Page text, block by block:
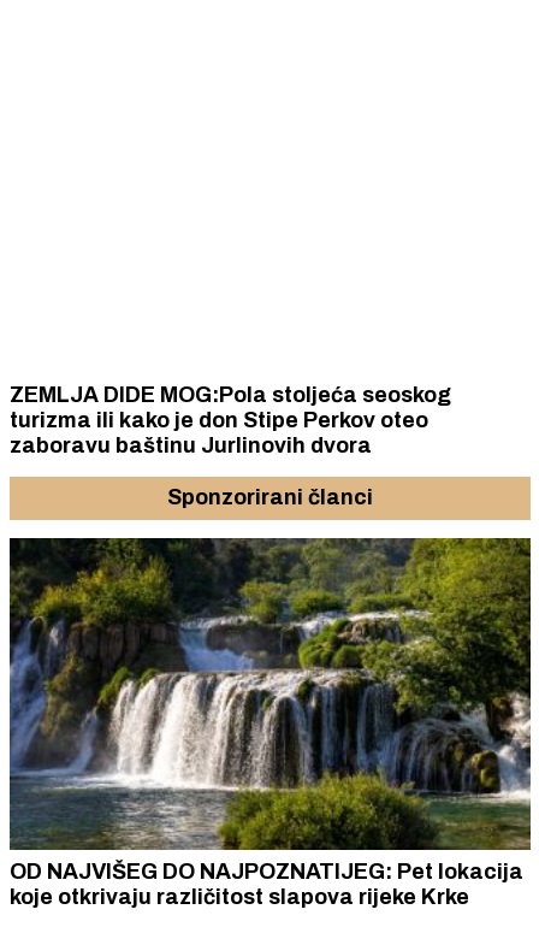
ZEMLJA DIDE MOG:Pola stoljeća seoskog
turizma ili kako je don Stipe Perkov oteo
zaboravu baštinu Jurlinovih dvora
Sponzorirani članci
DO NAJPOZNATIJEG: Pet lokacija
različitost slapova rijeke Krke
ideja,